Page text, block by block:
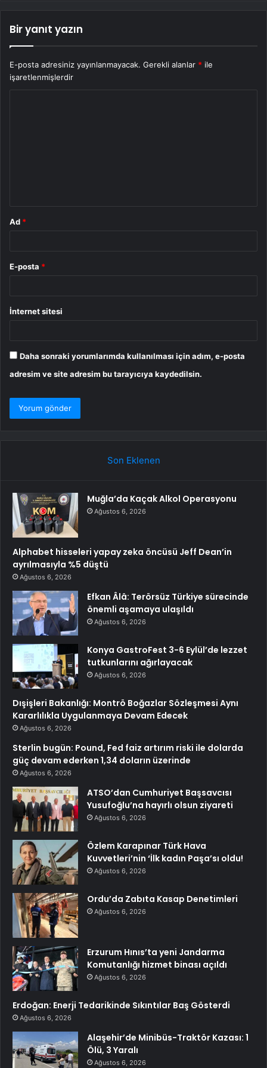
Bir yanıt yazın
E-posta adresiniz yayınlanmayacak. Gerekli alanlar * ile
işaretlenmişlerdir
Ad *
E-posta *
İnternet sitesi
Daha sonraki yorumlarımda kullanılması için adım, e-posta
adresim ve site adresim bu tarayıcıya kaydedilsin.
Son Eklenen
Muğla’da Kaçak Alkol Operasyonu
Ağustos 6, 2026
Alphabet hisseleri yapay zeka öncüsü Jeff Dean’in
ayrılmasıyla %5 düştü
Ağustos 6, 2026
Efkan Âlâ: Terörsüz Türkiye sürecinde
önemli aşamaya ulaşıldı
Ağustos 6, 2026
Konya GastroFest 3-6 Eylül’de lezzet
tutkunlarını ağırlayacak
Ağustos 6, 2026
Dışişleri Bakanlığı: Montrö Boğazlar Sözleşmesi Aynı
Kararlılıkla Uygulanmaya Devam Edecek
Ağustos 6, 2026
Sterlin bugün: Pound, Fed faiz artırım riski ile dolarda
güç devam ederken 1,34 doların üzerinde
Ağustos 6, 2026
ATSO’dan Cumhuriyet Başsavcısı
Yusufoğlu’na hayırlı olsun ziyareti
Ağustos 6, 2026
Özlem Karapınar Türk Hava
Kuvvetleri’nin ‘İlk kadın Paşa’sı oldu!
Ağustos 6, 2026
Ordu’da Zabıta Kasap Denetimleri
Ağustos 6, 2026
Erzurum Hınıs’ta yeni Jandarma
Komutanlığı hizmet binası açıldı
Ağustos 6, 2026
Erdoğan: Enerji Tedarikinde Sıkıntılar Baş Gösterdi
Ağustos 6, 2026
Alaşehir’de Minibüs-Traktör Kazası: 1
Ölü, 3 Yaralı
Ağustos 6, 2026